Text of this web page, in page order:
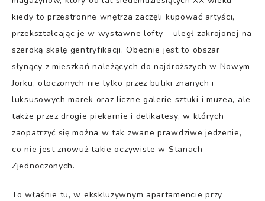
kiedy to przestronne wnętrza zaczęli kupować artyści,
przekształcając je w wystawne lofty – uległ zakrojonej na
szeroką skalę gentryfikacji. Obecnie jest to obszar
słynący z mieszkań należących do najdroższych w Nowym
Jorku, otoczonych nie tylko przez butiki znanych i
luksusowych marek oraz liczne galerie sztuki i muzea, ale
także przez drogie piekarnie i delikatesy, w których
zaopatrzyć się można w tak zwane prawdziwe jedzenie,
co nie jest znowuż takie oczywiste w Stanach
Zjednoczonych.
To właśnie tu, w ekskluzywnym apartamencie przy